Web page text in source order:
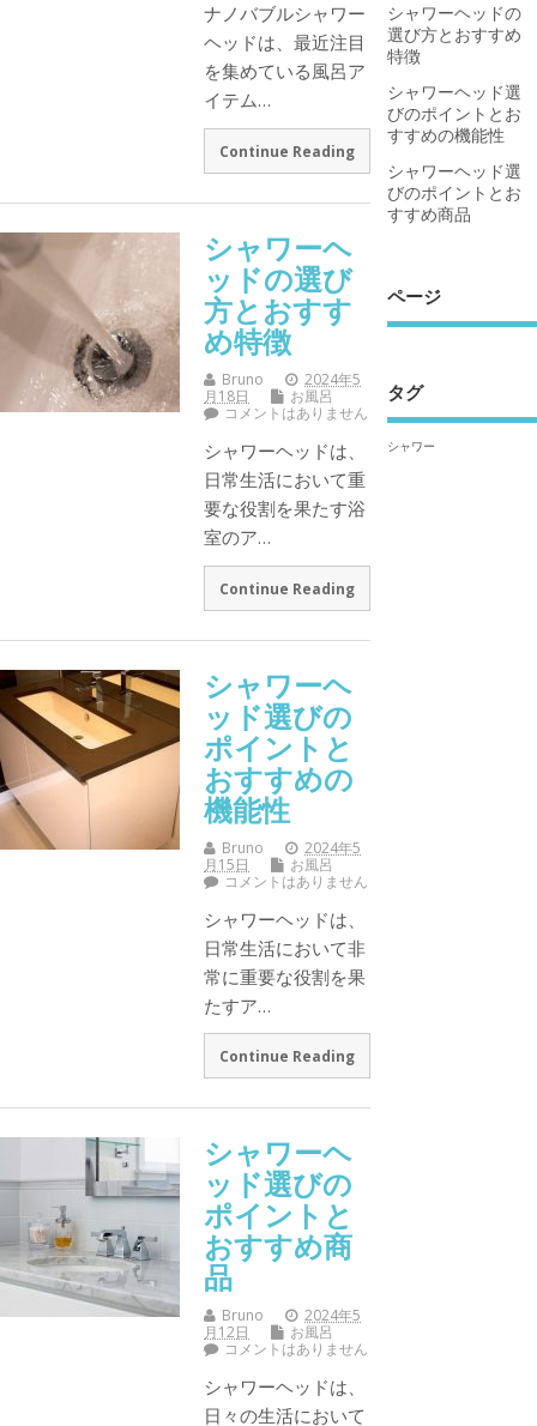
ナノバブルシャワー
ヘッドは、最近注目
を集めている風呂ア
イテム…
Continue Reading
シャワーヘ
ッドの選び
方とおすす
め特徴
Bruno
2024年5
月18日
お風呂
コメントはありません
シャワーヘッドは、
日常生活において重
要な役割を果たす浴
室のア…
Continue Reading
シャワーヘ
ッド選びの
ポイントと
おすすめの
機能性
Bruno
2024年5
月15日
お風呂
コメントはありません
シャワーヘッドは、
日常生活において非
常に重要な役割を果
たすア…
Continue Reading
シャワーヘ
ッド選びの
ポイントと
おすすめ商
品
Bruno
2024年5
月12日
お風呂
コメントはありません
シャワーヘッドは、
日々の生活において
シャワーヘッドの
選び方とおすすめ
特徴
シャワーヘッド選
びのポイントとお
すすめの機能性
シャワーヘッド選
びのポイントとお
すすめ商品
ページ
タグ
シャワー